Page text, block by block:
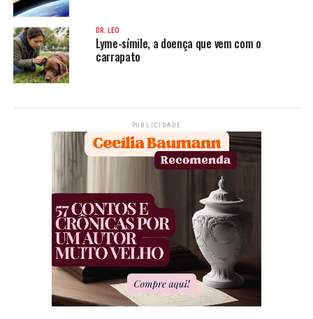
DR. LEO
Lyme-símile, a doença que vem com o
carrapato
PUBLICIDADE